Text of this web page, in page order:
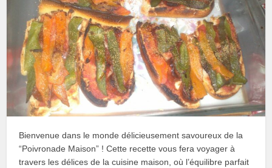
Bienvenue dans le monde délicieusement savoureux de la
“Poivronade Maison” ! Cette recette vous fera voyager à
travers les délices de la cuisine maison, où l’équilibre parfait